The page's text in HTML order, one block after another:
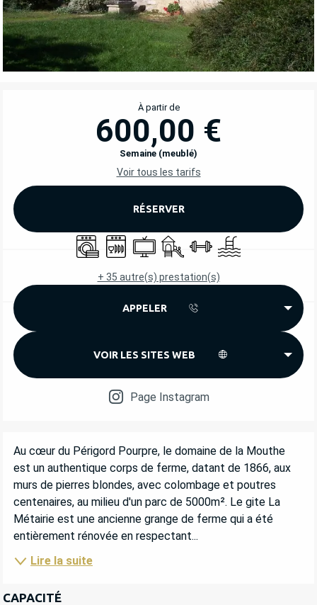
OUVERTURE ET COORDONNÉES
À partir de
600,00 €
Semaine (meublé)
Voir tous les tarifs
RÉSERVER
Lave lingeLave vaisselle
TélévisionJeux pour enfants / Espace
Salle de sport
Piscine
+ 35 autre(s) prestation(s)
APPELER
VOIR LES SITES WEB
Page Instagram
DESCRIPTION
Au cœur du Périgord Pourpre, le domaine de la Mouthe
est un authentique corps de ferme, datant de 1866, aux
murs de pierres blondes, avec colombage et poutres
centenaires, au milieu d'un parc de 5000m². Le gite La
Métairie est une ancienne grange de ferme qui a été
entièrement rénovée en respectant...
Lire la suite
CAPACITÉ